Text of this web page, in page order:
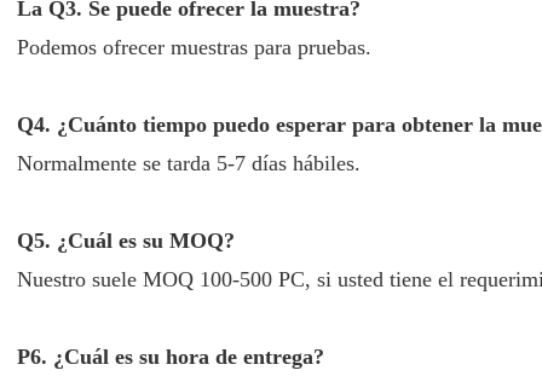
La Q3. Se puede ofrecer la muestra?
Podemos ofrecer muestras para pruebas.
Q4. ¿Cuánto tiempo puedo esperar para obtener la
Normalmente se tarda 5-7 días hábiles.
Q5. ¿Cuál es su MOQ?
Nuestro suele MOQ 100-500 PC, si usted tiene el
P6. ¿Cuál es su hora de entrega?